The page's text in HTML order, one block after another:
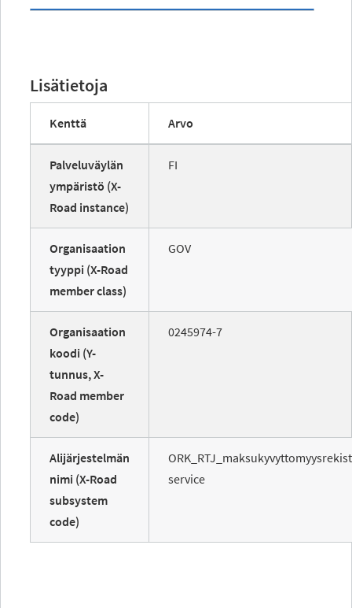
Lisätietoja
Kenttä Arvo
Palveluväylän
ympäristö (X-
Road instance)
FI
Organisaation
tyyppi (X-Road
member class)
GOV
Organisaation
koodi (Y-
tunnus, X-
Road member
code)
0245974-7
Alijärjestelmän
nimi (X-Road
subsystem
code)
service